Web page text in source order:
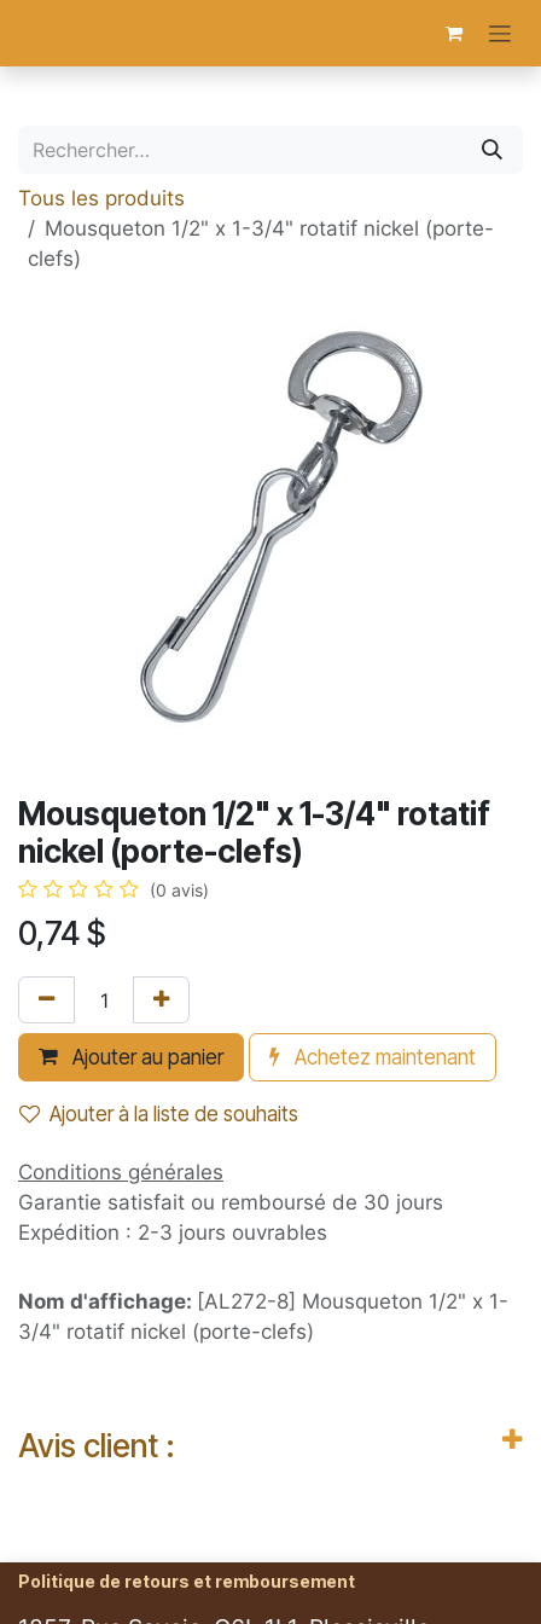
Tous les produits
Mousqueton 1/2" x 1-3/4" rotatif nickel (porte-
clefs)
Mousqueton 1/2" x 1-3/4" rotatif
nickel (porte-clefs)
(0 avis)
0,74$
Ajouter au panier Achetez maintenant
Ajouter à la liste de souhaits
Conditions générales
Garantie satisfait ou remboursé de 30 jours
Expédition : 2-3 jours ouvrables
Nom d'affichage: [AL272-8] Mousqueton 1/2" x 1-
3/4" rotatif nickel (porte-clefs)
Avis client :
Politique de retours et remboursement